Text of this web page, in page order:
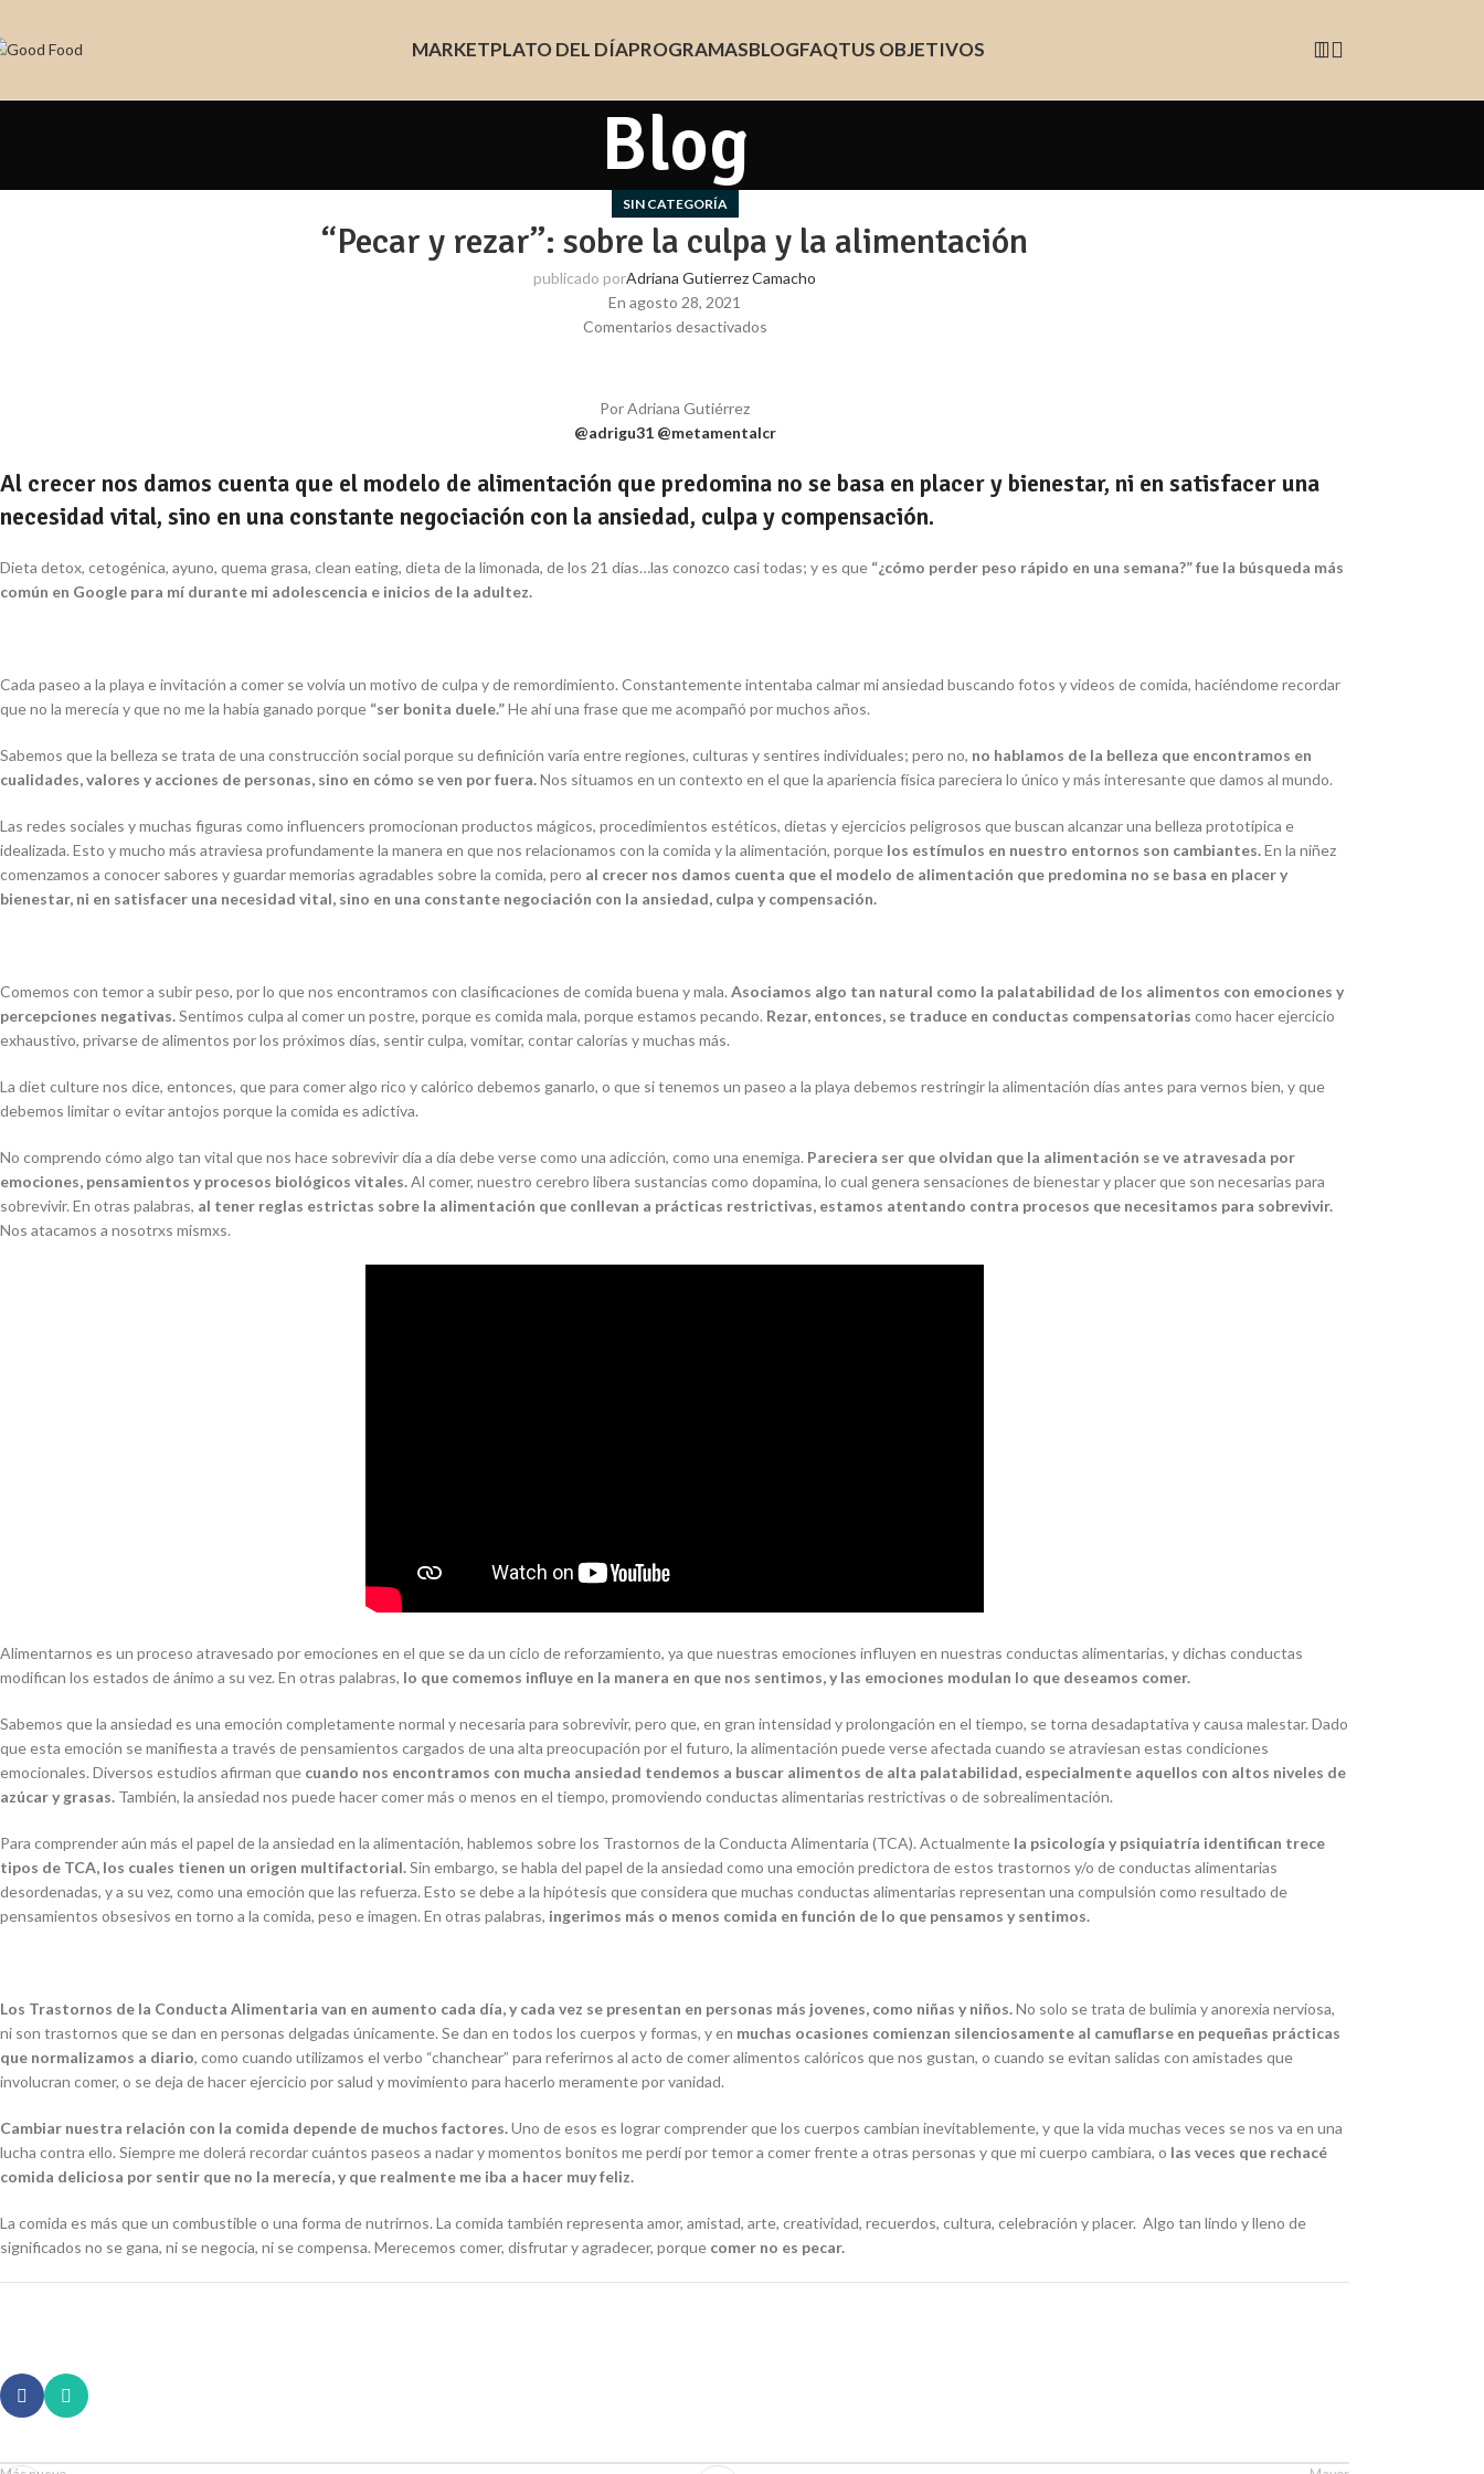
MARKETPLATO DEL DÍAPROGRAMASBLOGFAQTUS OBJETIVOS
Blog
SIN CATEGORÍA
“Pecar y rezar”: sobre la culpa y la alimentación
publicado porAdriana Gutierrez Camacho
En agosto 28, 2021
Comentarios desactivados
Por Adriana Gutiérrez
@adrigu31 @metamentalcr
Al crecer nos damos cuenta que el modelo de alimentación que predomina no se basa en placer y bienestar, ni en satisfacer una
necesidad vital, sino en una constante negociación con la ansiedad, culpa y compensación.
Dieta detox, cetogénica, ayuno, quema grasa, clean eating, dieta de la limonada, de los 21 días…las conozco casi todas; y es que “¿cómo perder peso rápido en una semana?”fue la búsqueda más
común en Google para mí durante mi adolescencia e inicios de la adultez.
Cada paseo a la playa e invitación a comer se volvía un motivo de culpa y de remordimiento. Constantemente intentaba calmar mi ansiedad buscando fotos y videos de comida, haciéndome recordar
que no la merecía y que no me la había ganado porque “ser bonita duele.”He ahí una frase que me acompañó por muchos años.
Sabemos que la belleza se trata de una construcción social porque su definición varía entre regiones, culturas y sentires individuales; pero no, no hablamos de la belleza que encontramos en
cualidades, valores y acciones de personas, sino en cómo se ven por fuera.Nos situamos en un contexto en el que la apariencia física pareciera lo único y más interesante que damos al mundo.
Las redes sociales y muchas figuras como influencers promocionan productos mágicos, procedimientos estéticos, dietas y ejercicios peligrosos que buscan alcanzar una belleza prototípica e
idealizada. Esto y mucho más atraviesa profundamente la manera en que nos relacionamos con la comida y la alimentación, porque los estímulos en nuestro entornos son cambiantes.En la niñez
comenzamos a conocer sabores y guardar memorias agradables sobre la comida, pero al crecer nos damos cuenta que el modelo de alimentación que predomina no se basa en placer y
bienestar, ni en satisfacer una necesidad vital, sino en una constante negociación con la ansiedad, culpa y compensación.
Comemos con temor a subir peso, por lo que nos encontramos con clasificaciones de comida buena y mala. Asociamos algo tan natural como la palatabilidad de los alimentos con emociones y
percepciones negativas.Sentimos culpa al comer un postre, porquees comida mala, porqueestamos pecando. Rezar, entonces, se traduce en conductas compensatorias como hacer ejercicio
exhaustivo, privarse de alimentos por los próximos días, sentir culpa, vomitar, contar calorías y muchas más.
La diet culturenos dice, entonces, que para comer algo rico y calórico debemos ganarlo, o que si tenemos un paseo a la playa debemos restringir la alimentación días antes para vernos bien, y que
debemos limitar o evitar antojos porquela comida es adictiva.
No comprendo cómo algo tan vital que nos hace sobrevivir día a día debe verse como una adicción, como una enemiga. Pareciera ser que olvidan que la alimentación se ve atravesada por
emociones, pensamientos y procesos biológicos vitales.Al comer, nuestro cerebro libera sustancias como dopamina, lo cual genera sensaciones de bienestar y placer que son necesarias para
sobrevivir. En otras palabras, al tener reglas estrictas sobre la alimentación que conllevan a prácticas restrictivas, estamos atentando contra procesos que necesitamos para sobrevivir.
Nos atacamos a nosotrxs mismxs.
Alimentarnos es un proceso atravesado por emociones en el que se da un ciclo de reforzamiento, ya quenuestras emociones influyen en nuestras conductas alimentarias, y dichas conductas
modifican los estados de ánimo a su vez. En otras palabras, lo que comemos influye en la manera en que nos sentimos, y las emociones modulan lo que deseamos comer.
Sabemos que la ansiedad es una emoción completamente normal y necesaria para sobrevivir, pero que, en gran intensidad y prolongación en el tiempo, se torna desadaptativa y causa malestar. Dado
que esta emoción se manifiesta a través de pensamientos cargados de una alta preocupación por el futuro, la alimentación puede verse afectada cuando se atraviesan estas condiciones
emocionales. Diversos estudios afirman que cuando nos encontramos con mucha ansiedad tendemos a buscar alimentos de alta palatabilidad, especialmente aquellos con altos niveles de
azúcar y grasas. También, la ansiedad nos puede hacer comer más o menos en el tiempo, promoviendo conductas alimentarias restrictivas o de sobrealimentación.
Para comprender aún más el papel de la ansiedad en la alimentación, hablemos sobre los Trastornos de la Conducta Alimentaria (TCA). Actualmente la psicología y psiquiatría identifican trece
tipos de TCA, los cuales tienen un origen multifactorial.Sin embargo, se habla del papel de la ansiedad como una emoción predictora de estos trastornos y/o de conductas alimentarias
desordenadas, y a su vez, como una emoción que las refuerza. Esto se debe a la hipótesis que considera que muchas conductas alimentarias representan una compulsión como resultado de
pensamientos obsesivos en torno a la comida, peso e imagen. En otras palabras, ingerimos más o menos comida en función de lo que pensamos y sentimos.
Los Trastornos de la Conducta Alimentaria van en aumento cada día, y cada vez se presentan en personas más jovenes, como niñas y niños.No solo se trata de bulimia y anorexia nerviosa,
ni son trastornos que se dan en personas delgadas únicamente. Se dan en todos los cuerpos y formas, y en muchas ocasiones comienzan silenciosamente al camuflarse en pequeñas prácticas
que normalizamos a diario, como cuando utilizamos el verbo “chanchear” para referirnos al acto de comer alimentos calóricos que nos gustan, o cuando se evitan salidas con amistades que
involucran comer, o se deja de hacer ejercicio por salud y movimiento para hacerlo meramente por vanidad.
Cambiar nuestra relación con la comida depende de muchos factores.Uno de esos es lograr comprender que los cuerpos cambian inevitablemente, y que la vida muchas veces se nos va en una
lucha contra ello. Siempre me dolerá recordar cuántos paseos a nadar y momentos bonitos me perdí por temor a comer frente a otras personas y que mi cuerpo cambiara, o las veces que rechacé
comida deliciosa por sentir que no la merecía, y que realmente me iba a hacer muy feliz.
La comida es más que un combustible o una forma de nutrirnos. La comida también representa amor, amistad, arte, creatividad, recuerdos, cultura, celebración y placer. Algo tan lindo y lleno de
significados no se gana, ni se negocia, ni se compensa. Merecemos comer, disfrutar y agradecer, porque comer no es pecar.